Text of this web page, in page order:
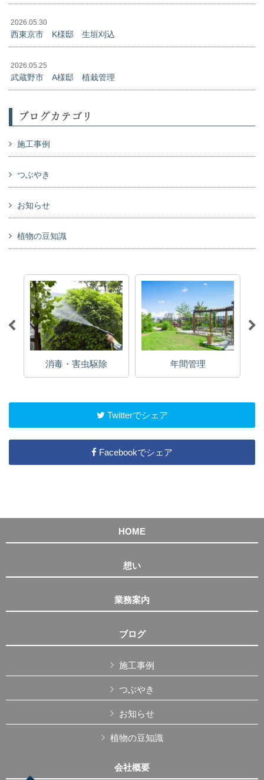
2026.05.30
西東京市 K様邸 生垣刈込
2026.05.25
武蔵野市 A様邸 植栽管理
ブログカテゴリ
施工事例
つぶやき
お知らせ
植物の豆知識
消毒・害虫駆除 年間管理
Twitterでシェア
Facebookでシェア
HOME
想い
業務案内
ブログ
施工事例
つぶやき
お知らせ
植物の豆知識
会社概要